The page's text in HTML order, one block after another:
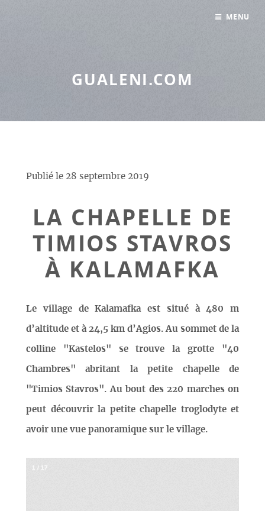
GUALENI.COM
Publié le 28 septembre 2019
LA CHAPELLE DE
TIMIOS STAVROS
À KALAMAFKA
Le village de Kalamafka est situé à 480 m
d’altitude et à 24,5 km d’Agios. Au sommet de la
colline "Kastelos" se trouve la grotte "40
Chambres" abritant la petite chapelle de
"Timios Stavros". Au bout des 220 marches on
peut découvrir la petite chapelle troglodyte et
avoir une vue panoramique sur le village.
1 / 17
MENU